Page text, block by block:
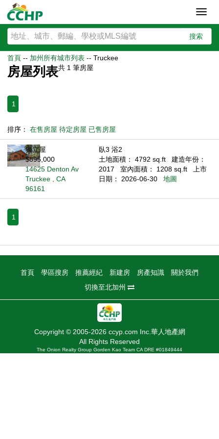
搜索
首頁 -- 加州所有城市列表 -- Truckee
房屋列表共 1 筆房屋
1
排序： 在售房屋 待定房屋 已售房屋
獨立屋
$895,000
14625 Denton Av
Truckee , CA
96161
臥3 浴2
土地面積： 4792 sq.ft
建造年份：
2017
室內面積： 1208 sq.ft
上市
日期： 2026-06-30
地圖
1
首頁 學區搜房 推薦經紀 新建房 房產知識
關於我們
切換至北加州
Copyright © 2005-2026 ccyp.com Inc.華人地產網
All Rights Reserved
The Onion Realty Group Gorden Kao Team CA DRE #01849444